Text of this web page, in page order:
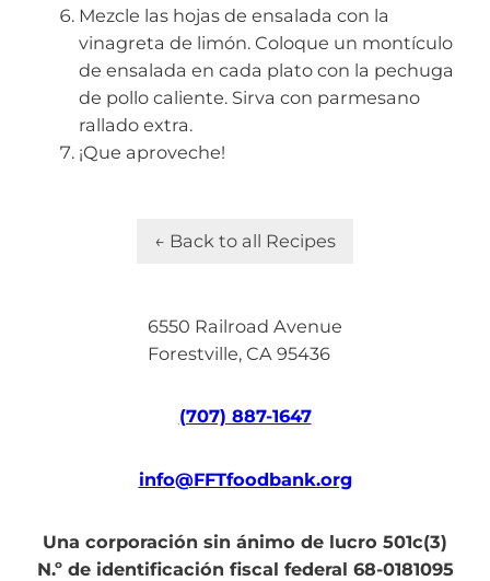
Mezcle las hojas de ensalada con la
vinagreta de limón. Coloque un montículo
de ensalada en cada plato con la pechuga
de pollo caliente. Sirva con parmesano
rallado extra.
¡Que aproveche!
← Back to all Recipes
6550 Railroad Avenue
Forestville, CA 95436
(707) 887-1647
info@FFTfoodbank.org
Una corporación sin ánimo de lucro 501c(3)
N.º de identificación fiscal federal 68-0181095